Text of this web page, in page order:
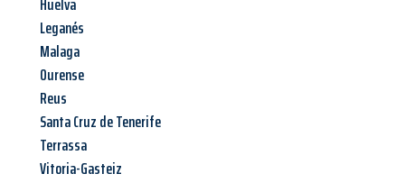
Leganés
Malaga
Ourense
Reus
Santa Cruz de Tenerife
Terrassa
Vitoria-Gasteiz